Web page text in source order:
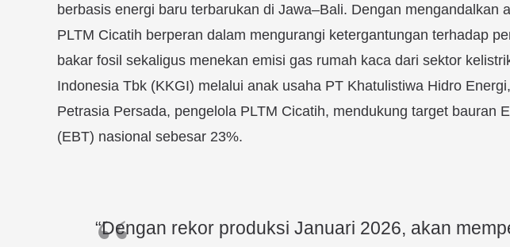
berbasis energi baru terbarukan di Jawa–Bali. Dengan mengandalkan
PLTM Cicatih berperan dalam mengurangi ketergantungan terhadap
bakar fosil sekaligus menekan emisi gas rumah kaca dari sektor
Indonesia Tbk (KKGI) melalui anak usaha PT Khatulistiwa Hidro
Petrasia Persada, pengelola PLTM Cicatih, mendukung target bauran
(EBT) nasional sebesar 23%.
“Dengan rekor produksi Januari 2026, akan